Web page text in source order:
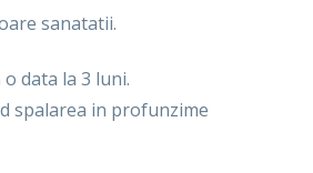
sanatatii.
data la 3 luni.
spalarea in profunzime